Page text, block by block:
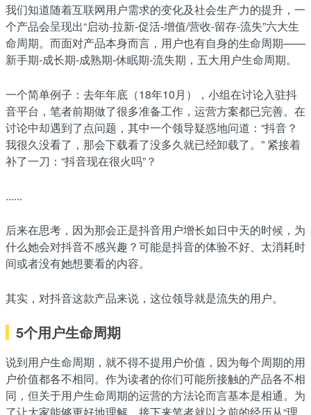
我们知道随着互联网用户需求的变化及社会生产力的提升，一
个产品会呈现出“启动-拉新-促活-增值/营收-留存-流失”六大生
命周期。而面对产品本身而言，用户也有自身的生命周期——
新手期-成长期-成熟期-休眠期-流失期，五大用户生命周期。
一个简单例子：去年年底（18年10月），小组在讨论入驻抖
音平台，笔者前期做了很多准备工作，运营方案都已完善。在
讨论中却遇到了点问题，其中一个领导疑惑地问道：“抖音？
我很久没看了，那会下载看了没多久就已经卸载了。” 紧接着
补了一刀：“抖音现在很火吗”？
......
后来在思考，因为那会正是抖音用户增长如日中天的时候，为
什么她会对抖音不感兴趣？可能是抖音的体验不好、太消耗时
间或者没有她想要看的内容。
其实，对抖音这款产品来说，这位领导就是流失的用户。
5个用户生命周期
说到用户生命周期，就不得不提用户价值，因为每个周期的用
户价值都各不相同。作为读者的你们可能所接触的产品各不相
同，但关于用户生命周期的运营的方法论而言基本是相通。为
了让大家能够更好地理解，接下来笔者就以之前的经历从“理